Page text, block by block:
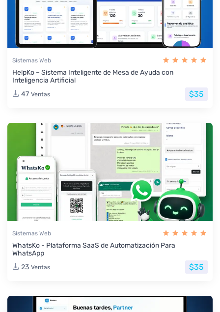
Sistemas Web
HelpKo – Sistema Inteligente de Mesa de Ayuda con
Inteligencia Artificial
47 Ventas $35
Sistemas Web
WhatsKo - Plataforma SaaS de Automatización Para
WhatsApp
23 Ventas $35